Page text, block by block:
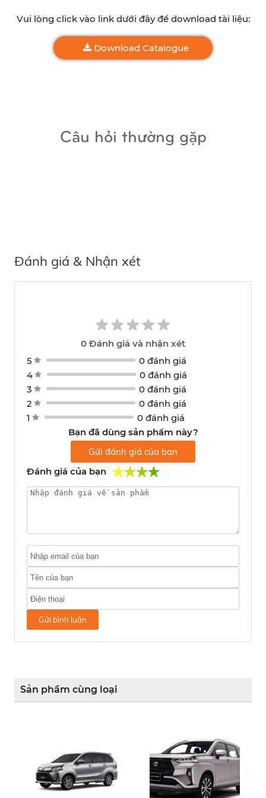
Vui lòng click vào link dưới đây để download tài liệu:
Download Catalogue
Câu hỏi thường gặp
Đánh giá & Nhận xét
0 Đánh giá và nhận xét
5
0 đánh giá
4
0 đánh giá
3
0 đánh giá
2
0 đánh giá
1
0 đánh giá
Bạn đã dùng sản phẩm này?
Gửi đánh giá của bạn
Đánh giá của bạn
Gửi bình luận
Sản phẩm cùng loại